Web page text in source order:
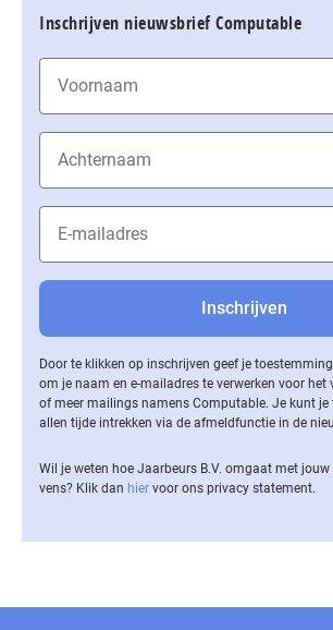
Inschrijven nieuwsbrief Computable
Door te klikken op inschrijven geef je
om je naam en e-mailadres te verwerken voor het
of meer mailings namens Computable. Je kunt
allen tijde intrekken via de af­meld­func­tie in de
Wil je weten hoe Jaarbeurs B.V. omgaat met
vens? Klik dan hier voor ons privacy statement.